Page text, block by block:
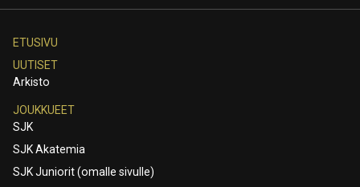
ETUSIVU
UUTISET
Arkisto
JOUKKUEET
SJK
SJK Akatemia
SJK Juniorit (omalle sivulle)